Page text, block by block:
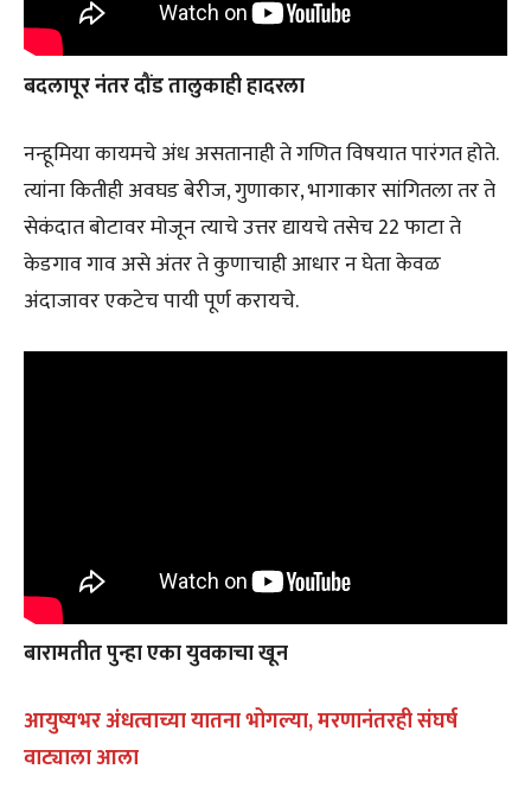
बदलापूर नंतर दौंड तालुकाही हादरला
नन्हूमिया कायमचे अंध असतानाही ते गणित विषयात पारंगत होते.
त्यांना कितीही अवघड बेरीज, गुणाकार, भागाकार सांगितला तर ते
सेकंदात बोटावर मोजून त्याचे उत्तर द्यायचे तसेच 22 फाटा ते
केडगाव गाव असे अंतर ते कुणाचाही आधार न घेता केवळ
अंदाजावर एकटेच पायी पूर्ण करायचे.
बारामतीत पुन्हा एका युवकाचा खून
आयुष्यभर अंधत्वाच्या यातना भोगल्या, मरणानंतरही संघर्ष
वाट्याला आला